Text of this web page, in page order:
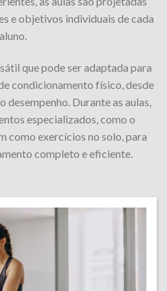
e objetivos individuais de cada
aluno.
que pode ser adaptada para
condicionamento físico, desde
desempenho. Durante as aulas,
especializados, como o
como exercícios no solo, para
completo e eficiente.